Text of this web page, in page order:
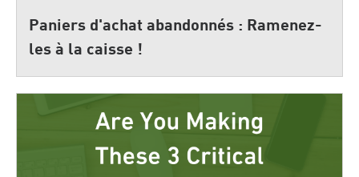
Paniers d'achat abandonnés : Ramenez-
les à la caisse !